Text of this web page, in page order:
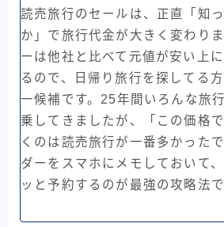
読売旅行のセールは、正直「知
か」で旅行代金が大きく変わり
ーは他社と比べて元値が安い上
るので、日帰り旅行を探してる
一候補です。25年間いろんな旅
乗してきましたが、「この価格
くのは読売旅行が一番多かった
ダーをスマホにメモしておいて
ッと予約するのが最強の攻略法で